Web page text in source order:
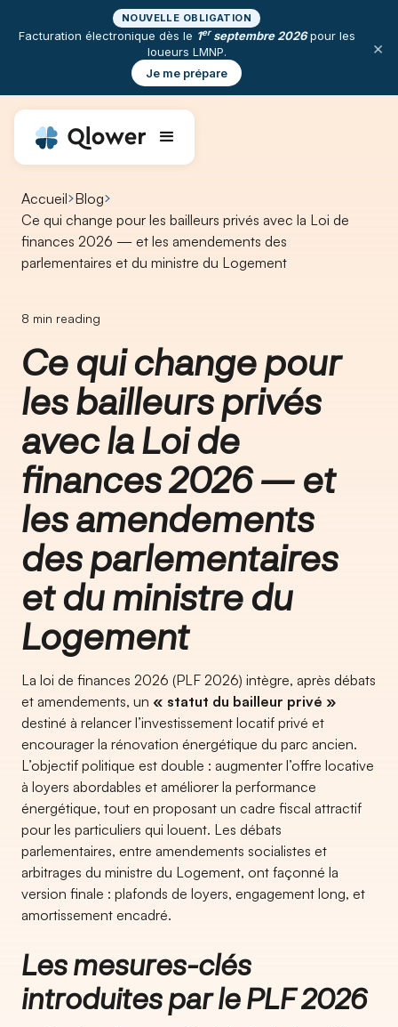
NOUVELLE OBLIGATION
Facturation électronique dès le 1erseptembre 2026pour les
loueurs LMNP.
Je me prépare
×
Accueil Blog
Ce qui change pour les bailleurs privés avec la Loi de
finances 2026 — et les amendements des
parlementaires et du ministre du Logement
8 min reading
Ce qui change pour
les bailleurs privés
avec la Loi de
finances 2026 — et
les amendements
des parlementaires
et du ministre du
Logement
La loi de finances 2026 (PLF 2026) intègre, après débats
et amendements, un « statut du bailleur privé »
destiné à relancer l’investissement locatif privé et
encourager la rénovation énergétique du parc ancien.
L’objectif politique est double : augmenter l’offre locative
à loyers abordables et améliorer la performance
énergétique, tout en proposant un cadre fiscal attractif
pour les particuliers qui louent. Les débats
parlementaires, entre amendements socialistes et
arbitrages du ministre du Logement, ont façonné la
version finale : plafonds de loyers, engagement long, et
amortissement encadré.
Les mesures-clés
introduites par le PLF 2026